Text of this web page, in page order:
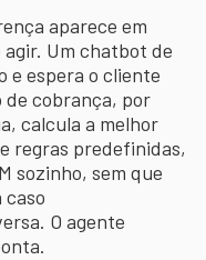
aparece em
agir. Um chatbot de
e espera o cliente
cobrança, por
calcula a melhor
regras predefinidas,
sozinho, sem que
caso
O agente